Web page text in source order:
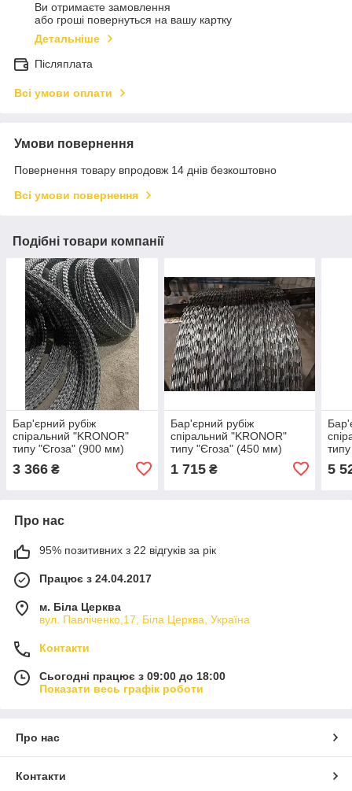
Ви отримаєте замовлення
або гроші повернуться на вашу картку
Детальніше
Післяплата
Всі умови оплати
Умови повернення
Повернення товару впродовж 14 днів безкоштовно
Всі умови повернення
Подібні товари компанії
Бар'єрний рубіж
спіральний "KRONOR"
типу "Єгоза" (900 мм)
3 366 ₴
Бар'єрний рубіж
спіральний "KRONOR"
типу "Єгоза" (450 мм)
1 715₴ 5
Про нас
95% позитивних з 22 відгуків за рік
Працює з 24.04.2017
м. Біла Церква
вул. Павліченко,17, Біла Церква, Україна
Контакти
Сьогодні працює з 09:00 до 18:00
Показати весь графік роботи
Про нас
Контакти